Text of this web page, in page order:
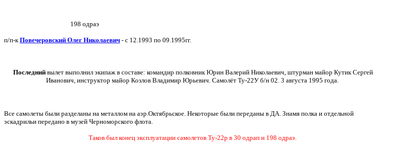
198 одраэ
п/п-кПовечеровский Олег Николаевич - с 12.1993 по 09.1995гг.
Последний вылет выполнил экипаж в составе: командир полковник Юрин Валерий Николаевич, штурман майор Кутик Сергей
Иванович, инструктор майор Козлов Владимир Юрьевич. Самолёт Ту-22У б/н 02. 3 августа 1995 года.
Все самолеты были разделаны на металлом на аэр.Октябрьское. Некоторые были переданы в ДА. Знамя полка и отдельной
эскадрильи передано в музей Черноморского флота.
Таков был конец эксплуатации самолетов Ту-22р в 30 одрап и 198 одраэ.